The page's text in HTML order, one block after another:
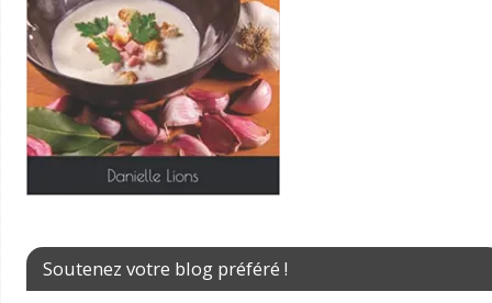
Soutenez votre blog préféré !